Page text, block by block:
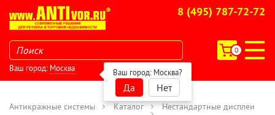
8 (495) 787-72-72
0
Ваш город: Москва Ваш город: Москва?
Да Нет
Антикражные системы Каталог
Нестандартные дисплеи